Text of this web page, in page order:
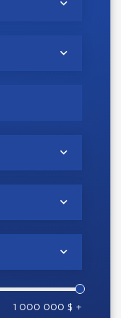
1 000 000 $ +